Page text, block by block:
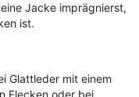
Jacke imprägnierst,
ist.
Glattleder mit einem